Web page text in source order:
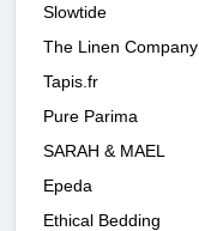
Slowtide
The Linen Company
Tapis.fr
Pure Parima
SARAH & MAEL
Epeda
Ethical Bedding